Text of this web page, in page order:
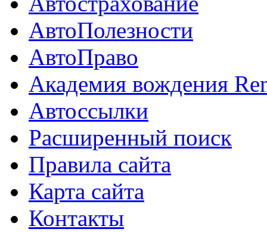
АвтоПолезности
АвтоПраво
Академия вождения
Автоссылки
Расширенный поиск
Правила сайта
Карта сайта
Контакты